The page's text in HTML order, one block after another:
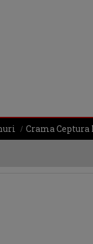
Crama Ceptura